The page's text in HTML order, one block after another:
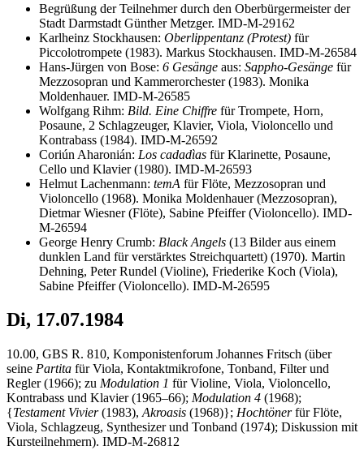
Begrüßung der Teilnehmer durch den Oberbürgermeister der
Stadt Darmstadt Günther Metzger. IMD-M-29162
Karlheinz Stockhausen: Oberlippentanz (Protest) für
Piccolotrompete (1983). Markus Stockhausen. IMD-M-26584
Hans-Jürgen von Bose: 6 Gesänge aus: Sappho-Gesänge für
Mezzosopran und Kammerorchester (1983). Monika
Moldenhauer. IMD-M-26585
Wolfgang Rihm: Bild. Eine Chiffre für Trompete, Horn,
Posaune, 2 Schlagzeuger, Klavier, Viola, Violoncello und
Kontrabass (1984). IMD-M-26592
Coriún Aharonián: Los cadadìas für Klarinette, Posaune,
Cello und Klavier (1980). IMD-M-26593
Helmut Lachenmann: temA für Flöte, Mezzosopran und
Violoncello (1968). Monika Moldenhauer (Mezzosopran),
Dietmar Wiesner (Flöte), Sabine Pfeiffer (Violoncello). IMD-
M-26594
George Henry Crumb: Black Angels (13 Bilder aus einem
dunklen Land für verstärktes Streichquartett) (1970). Martin
Dehning, Peter Rundel (Violine), Friederike Koch (Viola),
Sabine Pfeiffer (Violoncello). IMD-M-26595
Di, 17.07.1984
10.00, GBS R. 810, Komponistenforum Johannes Fritsch (über
seine Partita für Viola, Kontaktmikrofone, Tonband, Filter und
Regler (1966); zu Modulation 1 für Violine, Viola, Violoncello,
Kontrabass und Klavier (1965–66); Modulation 4 (1968);
{Testament Vivier(1983), Akroasis (1968)}; Hochtönerfür Flöte,
Viola, Schlagzeug, Synthesizer und Tonband (1974); Diskussion mit
Kursteilnehmern). IMD-M-26812